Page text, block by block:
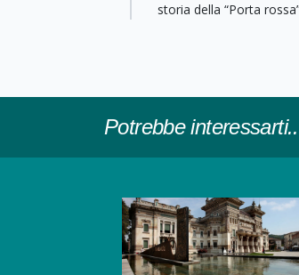
storia della “Porta
Potrebbe